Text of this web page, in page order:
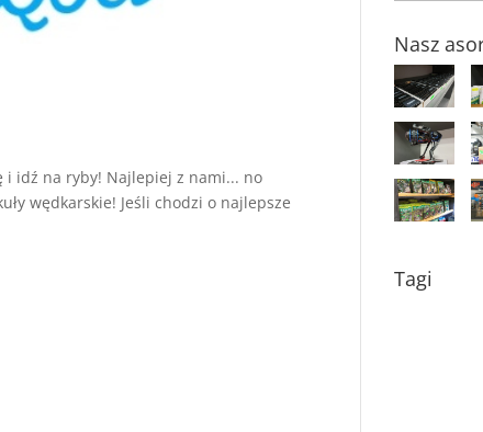
i idź na ryby! Najlepiej z nami... no
wędkarskie! Jeśli chodzi o najlepsze
Nasz
Tagi